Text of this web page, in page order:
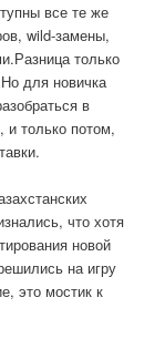
все те же
wild-замены,
только
для новичка
в
и только потом,
что хотя
новой
на игру
это мостик к